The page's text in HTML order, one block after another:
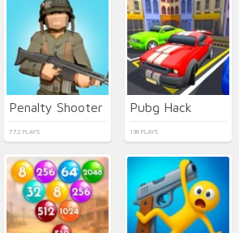
Penalty Shooter
772 PLAYS
Pubg Hack
136 PLAYS